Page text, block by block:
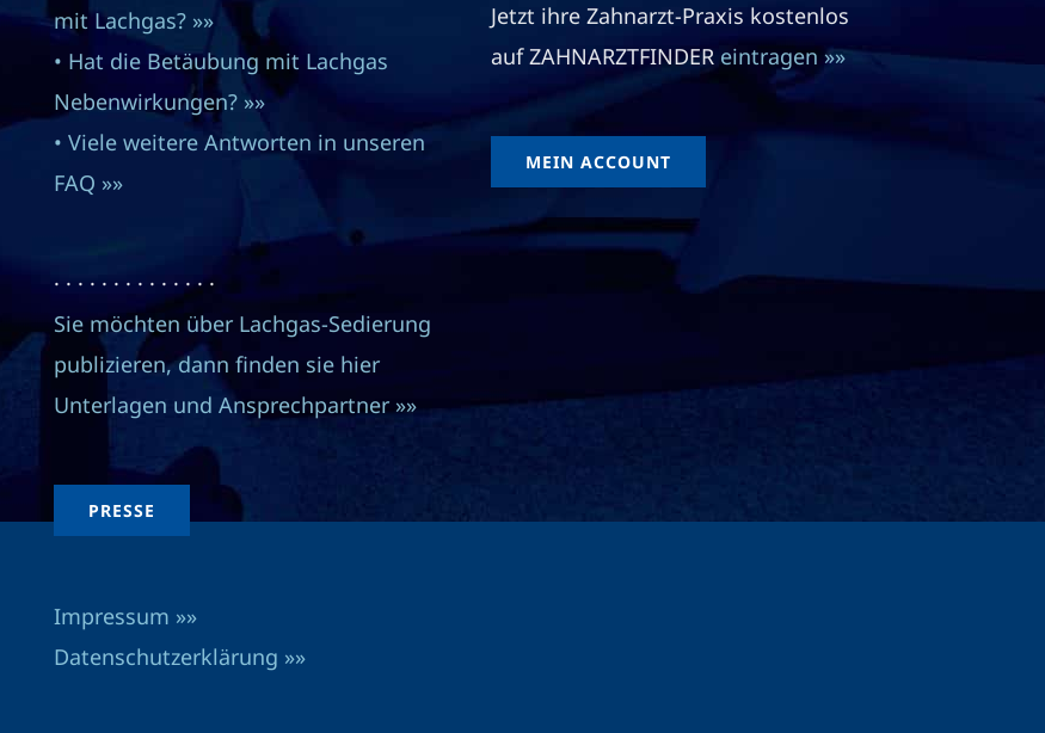
mit Lachgas? »»
• Hat die Betäubung mit Lachgas
Nebenwirkungen? »»
• Viele weitere Antworten in unseren
FAQ »»
· · · · · · · · · · · · · ·
Sie möchten über Lachgas-Sedierung
publizieren, dann finden sie hier
Unterlagen und Ansprechpartner »»
PRESSE
Impressum »»
Datenschutzerklärung »»
Jetzt ihre Zahnarzt-Praxis kostenlos
auf ZAHNARZTFINDER eintragen »»
MEIN ACCOUNT